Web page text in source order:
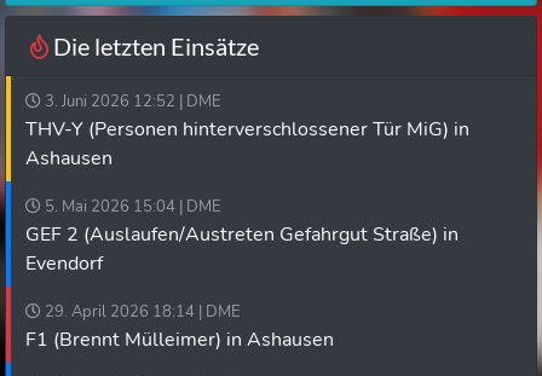
Die letzten Einsätze
3. Juni 2026 12:52 | DME
THV-Y (Personen hinterverschlossener Tür MiG) in
Ashausen
5. Mai 2026 15:04 | DME
GEF 2 (Auslaufen/Austreten Gefahrgut Straße) in
Evendorf
29. April 2026 18:14 | DME
F1 (Brennt Mülleimer) in Ashausen